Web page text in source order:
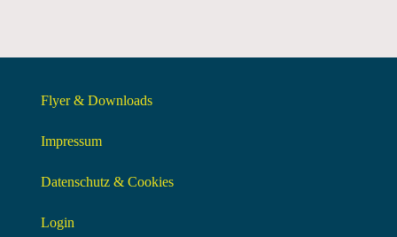
Flyer & Downloads
Impressum
Datenschutz & Cookies
Login